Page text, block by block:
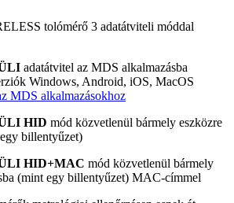
tolómérő 3 adatátviteli móddal
adatátvitel az MDS alkalmazásba
Windows, Android, iOS, MacOS
MDS alkalmazásokhoz
HID mód közvetlenül bármely eszközre
billentyűzet)
HID+MAC mód közvetlenül bármely
(mint egy billentyűzet) MAC-címmel